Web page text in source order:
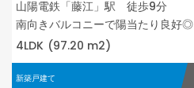
山陽電鉄「藤江」駅 徒歩9分
南向きバルコニーで陽当たり良好◎
4LDK (97.20 m2)
新築戸建て